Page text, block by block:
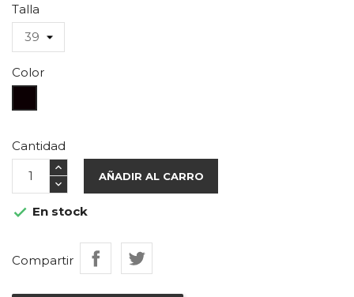
Talla
Color
Cantidad
AÑADIR AL CARRO
 En stock
Compartir